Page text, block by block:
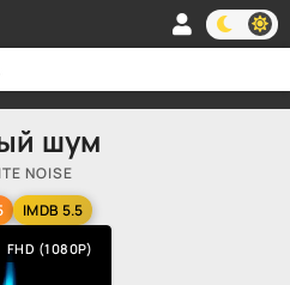
шум
NOISE
IMDB 5.5
FHD (1080P)